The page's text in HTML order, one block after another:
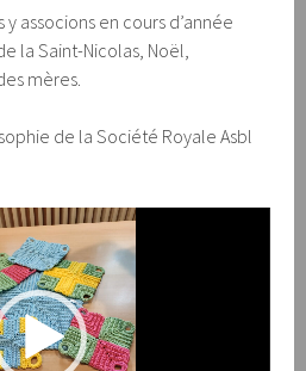
associons en cours d’année
la Saint-Nicolas, Noël,
mères.
de la Société Royale Asbl